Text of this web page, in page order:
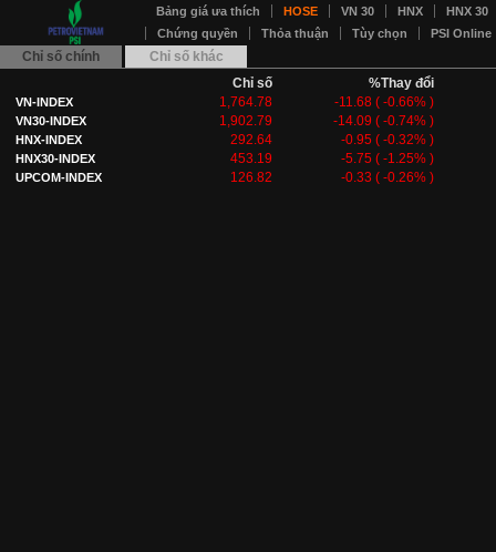
Bảng giá ưa thích HOSE VN 30 HNX
HNX 30
Chứng quyền
Thỏa thuận Tùy chọn PSI Online
Chỉ số chính
Chỉ số khác
Chỉ số
%Thay đổi
VN-INDEX 1,764.78 -11.68 ( -0.66% )
VN30-INDEX 1,902.79 -14.09 ( -0.74% )
HNX-INDEX 292.64 -0.95 ( -0.32% )
HNX30-INDEX 453.19 -5.75 ( -1.25% )
UPCOM-INDEX 126.82 -0.33 ( -0.26% )